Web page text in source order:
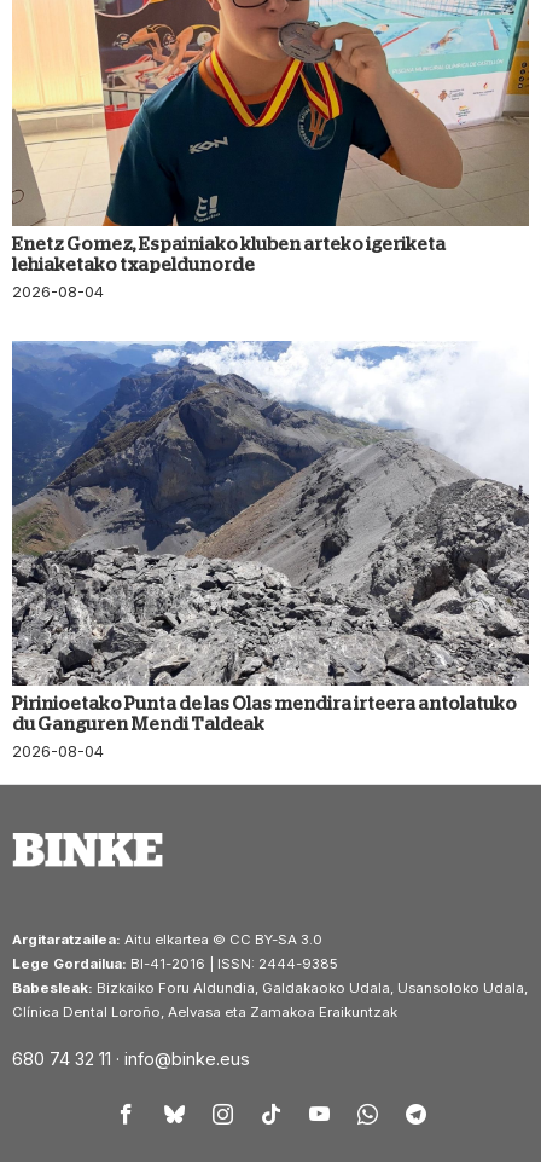
Enetz Gomez, Espainiako kluben arteko igeriketa
lehiaketako txapeldunorde
2026-08-04
Pirinioetako Punta de las Olas mendira irteera antolatuko
du Ganguren Mendi Taldeak
2026-08-04
Argitaratzailea: Aitu elkartea © CC BY-SA 3.0
Lege Gordailua: BI-41-2016 | ISSN: 2444-9385
Babesleak: Bizkaiko Foru Aldundia, Galdakaoko Udala, Usansoloko Udala,
Clínica Dental Loroño, Aelvasa eta Zamakoa Eraikuntzak
680 74 32 11 · info@binke.eus